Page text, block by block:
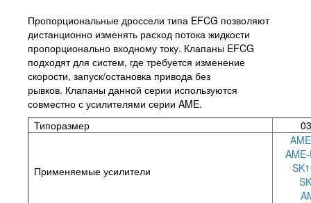
Пропорциональные дроссели типа EFCG позволяют
дистанционно изменять расход потока жидкости
пропорционально входному току. Клапаны EFCG
подходят для систем, где требуется изменение
скорости, запуск/остановка привода без
рывков. Клапаны данной серии используются
совместно с усилителями серии AME.
Типоразмер
Применяемые усилители